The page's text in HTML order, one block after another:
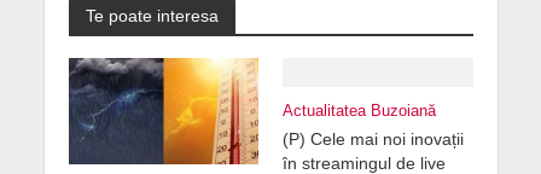
Te poate interesa
Actualitatea Buzoiană
(P) Cele mai noi inovații
în streamingul de live